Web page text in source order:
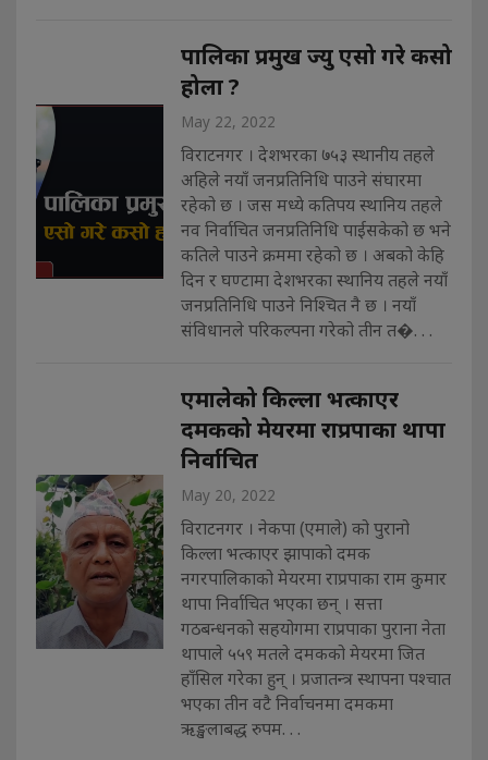
पालिका प्रमुख ज्यु एसो गरे कसो
होला ?
May 22, 2022
विराटनगर । देशभरका ७५३ स्थानीय तहले
अहिले नयाँ जनप्रतिनिधि पाउने संघारमा
रहेको छ । जस मध्ये कतिपय स्थानिय तहले
नव निर्वाचित जनप्रतिनिधि पाईसकेको छ भने
कतिले पाउने क्रममा रहेको छ । अबको केहि
दिन र घण्टामा देशभरका स्थानिय तहले नयाँ
जनप्रतिनिधि पाउने निश्चित नै छ । नयाँ
संविधानले परिकल्पना गरेको तीन त�. . .
एमालेको किल्ला भत्काएर
दमकको मेयरमा राप्रपाका थापा
निर्वाचित
May 20, 2022
विराटनगर । नेकपा (एमाले) को पुरानो
किल्ला भत्काएर झापाको दमक
नगरपालिकाको मेयरमा राप्रपाका राम कुमार
थापा निर्वाचित भएका छन् । सत्ता
गठबन्धनको सहयोगमा राप्रपाका पुराना नेता
थापाले ५५९ मतले दमकको मेयरमा जित
हाँसिल गरेका हुन् । प्रजातन्त्र स्थापना पश्चात
भएका तीन वटै निर्वाचनमा दमकमा
ऋङ्खलाबद्ध रुपम. . .